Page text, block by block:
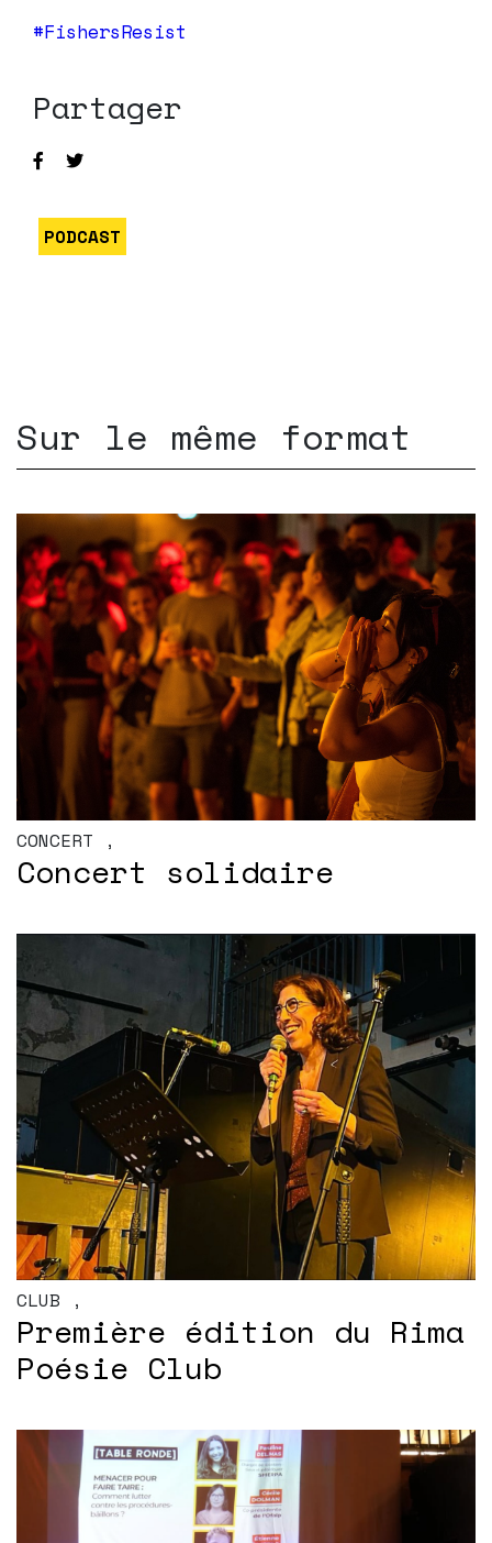
#FishersResist
Partager
PODCAST
Sur le même format
CONCERT ,
Concert solidaire
CLUB ,
Première édition du Rima
Poésie Club